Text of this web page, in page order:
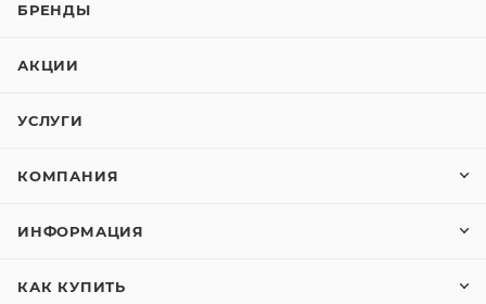
БРЕНДЫ
АКЦИИ
УСЛУГИ
КОМПАНИЯ
ИНФОРМАЦИЯ
КАК КУПИТЬ